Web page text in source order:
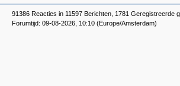
91386 Reacties in 11597 Berichten, 1781
Forumtijd: 09-08-2026, 10:10 (Europe/Amsterdam)